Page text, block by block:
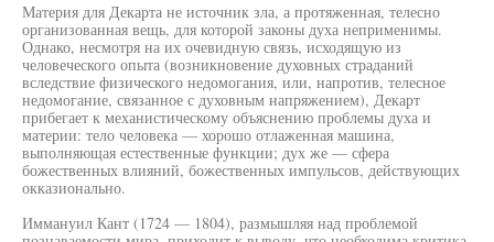
Материя для Декарта не источник зла, а протяженная, телесно
организованная вещь, для которой законы духа неприменимы.
Однако, несмотря на их очевидную связь, исходящую из
человеческого опыта (возникновение духовных страданий
вследствие физического недомогания, или, напротив, телесное
недомогание, связанное с духовным напряжением), Декарт
прибегает к механистическому объяснению проблемы духа и
материи: тело человека — хорошо отлаженная машина,
выполняющая естественные функции; дух же — сфера
божественных влияний, божественных импульсов, действующих
окказионально.
Иммануил Кант (1724 — 1804), размышляя над проблемой